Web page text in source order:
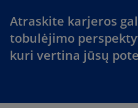
Atraskite karjeros
tobulėjimo
kuri vertina jūsų